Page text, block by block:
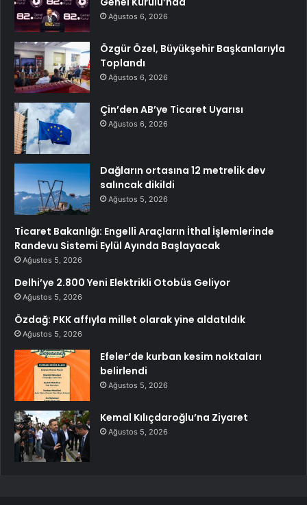
Ağustos 6, 2026
Özgür Özel, Büyükşehir Başkanlarıyla
Toplandı
Ağustos 6, 2026
Çin’den AB’ye Ticaret Uyarısı
Ağustos 6, 2026
Dağların ortasına 12 metrelik dev
salıncak dikildi
Ağustos 5, 2026
Ticaret Bakanlığı: Engelli Araçların İthal İşlemlerinde
Randevu Sistemi Eylül Ayında Başlayacak
Ağustos 5, 2026
Delhi’ye 2.800 Yeni Elektrikli Otobüs Geliyor
Ağustos 5, 2026
Özdağ: PKK affıyla millet olarak yine aldatıldık
Ağustos 5, 2026
Efeler’de kurban kesim noktaları
belirlendi
Ağustos 5, 2026
Kemal Kılıçdaroğlu’na Ziyaret
Ağustos 5, 2026